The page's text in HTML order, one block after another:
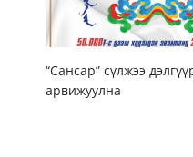
“Сансар” сүлжээ
арвижуулна